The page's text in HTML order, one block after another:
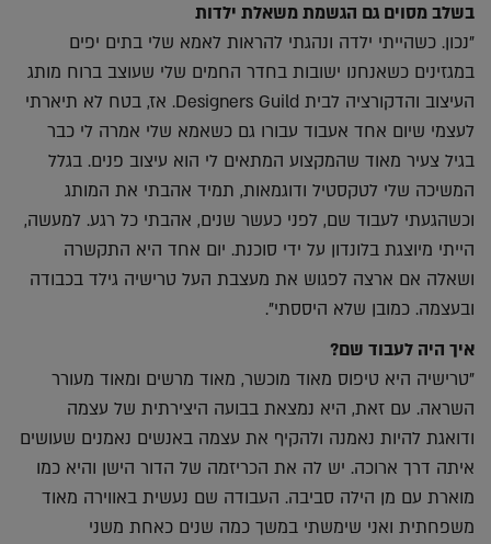
בשלב מסוים גם הגשמת משאלת ילדות
"נכון. כשהייתי ילדה ונהגתי להראות לאמא שלי בתים יפים
במגזינים כשאנחנו ישובות בחדר החמים שלי שעוצב ברוח מותג
העיצוב והדקורציה לבית Designers Guild. אז, בטח לא תיארתי
לעצמי שיום אחד אעבוד עבורו גם כשאמא שלי אמרה לי כבר
בגיל צעיר מאוד שהמקצוע המתאים לי הוא עיצוב פנים. בגלל
המשיכה שלי לטקסטיל ודוגמאות, תמיד אהבתי את המותג
וכשהגעתי לעבוד שם, לפני כעשר שנים, אהבתי כל רגע. למעשה,
הייתי מיוצגת בלונדון על ידי סוכנת. יום אחד היא התקשרה
ושאלה אם ארצה לפגוש את מעצבת העל טרישיה גילד בכבודה
ובעצמה. כמובן שלא היססתי".
איך היה לעבוד שם?
"טרישיה היא טיפוס מאוד מוכשר, מאוד מרשים ומאוד מעורר
השראה. עם זאת, היא נמצאת בבועה היצירתית של עצמה
ודואגת להיות נאמנה ולהקיף את עצמה באנשים נאמנים שעושים
איתה דרך ארוכה. יש לה את הכריזמה של הדור הישן והיא כמו
מוארת עם מן הילה סביבה. העבודה שם נעשית באווירה מאוד
משפחתית ואני שימשתי במשך כמה שנים כאחת משני